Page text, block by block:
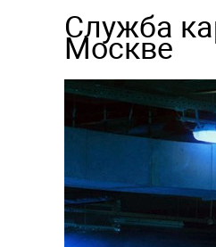
Служба
Москве